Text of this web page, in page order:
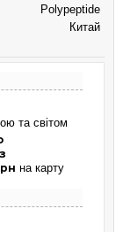
Polypeptide
Китай
та світом
на карту